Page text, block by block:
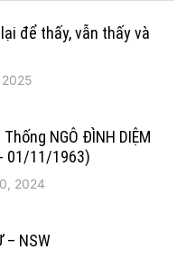
để thấy, vẫn thấy và
NGÔ ĐÌNH DIỆM
01/11/1963)
2024
– NSW